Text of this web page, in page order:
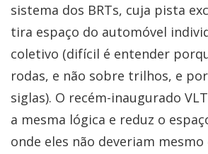
sistema dos BRTs, cuja pista
tira espaço do automóvel
coletivo (difícil é entender
rodas, e não sobre trilhos, e
siglas). O recém-inaugurado
a mesma lógica e reduz o
onde eles não deveriam